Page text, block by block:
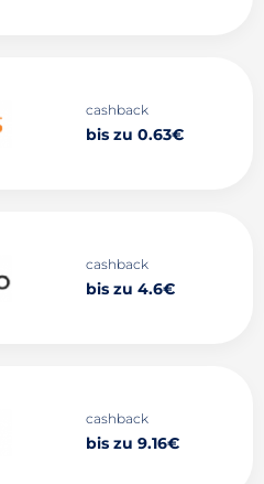
cashback
bis zu 0.63€
cashback
bis zu 4.6€
cashback
bis zu 9.16€